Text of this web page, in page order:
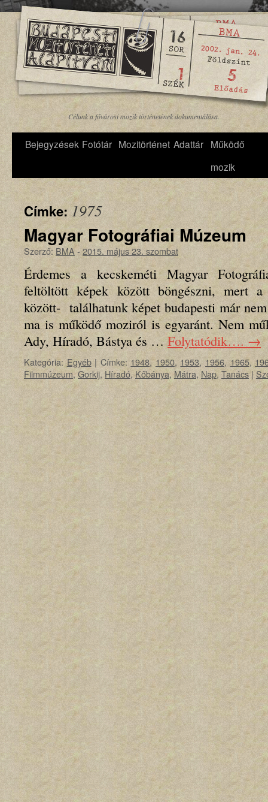
Célunk a fővárosi mozik történetének dokumentálása.
Bejegyzések Fotótár Mozitörténet Adattár Működő
mozik
Címke:1975
Magyar Fotográfiai Múzeum
Szerző: BMA- 2015. május 23. szombat
Érdemes a kecskeméti Magyar
feltöltött képek között böngészni, mert a
között- találhatunk képet budapesti már
ma is működő moziról is egyaránt. Nem
Ady, Híradó, Bástya és …Folytatódik…. →
Kategória: Egyéb | Címke: 1948,1950, 1953, 1956, 1965,
Filmmúzeum,Gorkij, Híradó,Kőbánya,Mátra, Nap,Tanács |